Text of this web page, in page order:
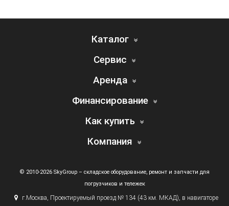
Каталог
Сервис
Аренда
Финансирование
Как купить
Компания
© 2010-2026 SkyGroup – складское оборудование, ремонт и запчасти для
погрузчиков и тележек
г. Москва, Проектируемый проезд № 134 (43км. МКАД), в навигаторе